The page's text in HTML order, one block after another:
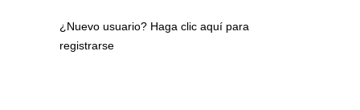
¿Nuevo usuario? Haga clic aquí para
registrarse